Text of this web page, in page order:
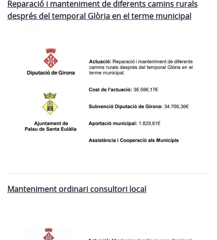
Reparació i manteniment de diferents camins rurals
després del temporal Glòria en el terme municipal
Manteniment ordinari consultori local